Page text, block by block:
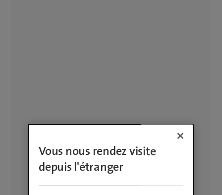
Vous nous rendez visite
depuis l'étranger